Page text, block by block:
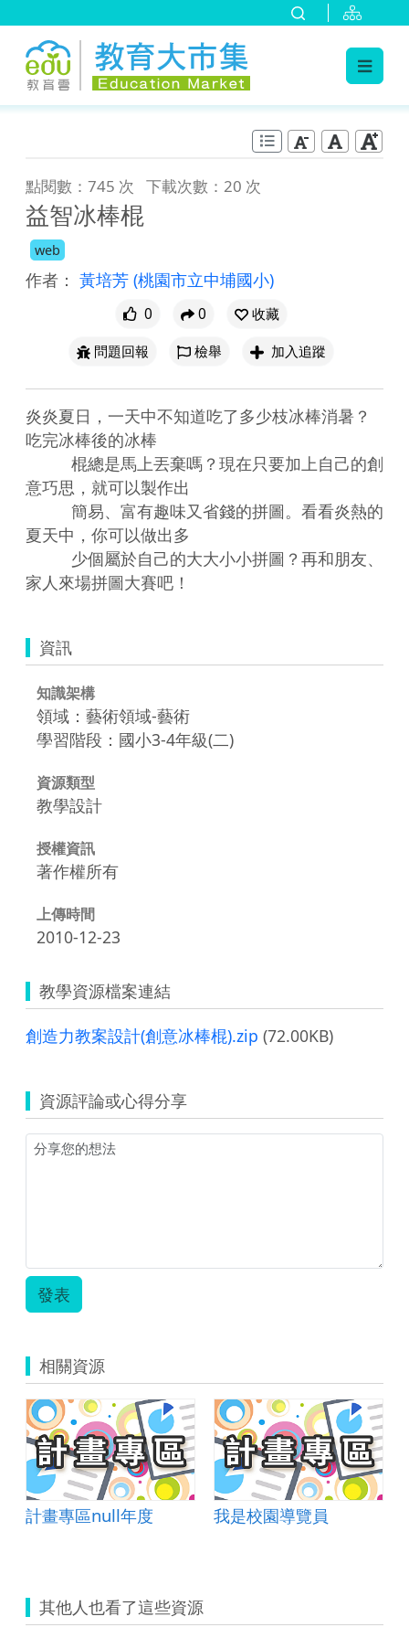
點閱數：745 次 下載次數：20 次
益智冰棒棍
web
作者： 黃培芳 (桃園市立中埔國小)
0 0
收藏
問題回報
檢舉 加入追蹤
炎炎夏日，一天中不知道吃了多少枝冰棒消暑？
吃完冰棒後的冰棒
意巧思，就可以製作出
夏天中，你可以做出多
資訊
知識架構
領域：藝術領域-藝術
學習階段：國小3-4年級(二)
資源類型
教學設計
授權資訊
著作權所有
上傳時間
2010-12-23
教學資源檔案連結
創造力教案設計(創意冰棒棍).zip (72.00KB)
資源評論或心得分享
發表
相關資源
計畫專區null年度 我是校園導覽員
其他人也看了這些資源